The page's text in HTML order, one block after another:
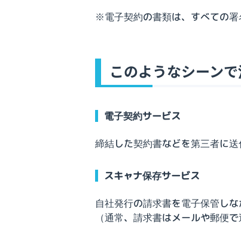
※電子契約の書類は、すべての署
このようなシーン
電子契約サービス
締結した契約書などを第三者に
スキャナ保存サービス
自社発行の請求書を電子保管し
（通常、請求書はメールや郵便